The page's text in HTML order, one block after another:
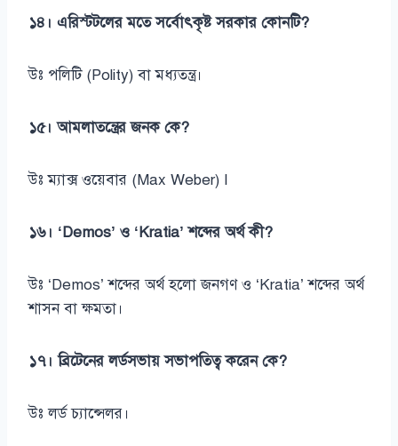
১৪। এরিস্টটলের মতে সর্বোৎকৃষ্ট সরকার কোনটি?
উঃ পলিটি (Polity) বা মধ্যতন্ত্র।
১৫। আমলাতন্ত্রের জনক কে?
উঃ ম্যাক্স ওয়েবার (Max Weber) I
১৬। ‘Demos’ ও ‘Kratia’ শব্দের অর্থ কী?
উঃ ‘Demos’ শব্দের অর্থ হলো জনগণ ও ‘Kratia’ শব্দের অর্থ
শাসন বা ক্ষমতা।
১৭। ব্রিটেনের লর্ডসভায় সভাপতিত্ব করেন কে?
উঃ লর্ড চ্যান্সেলর।